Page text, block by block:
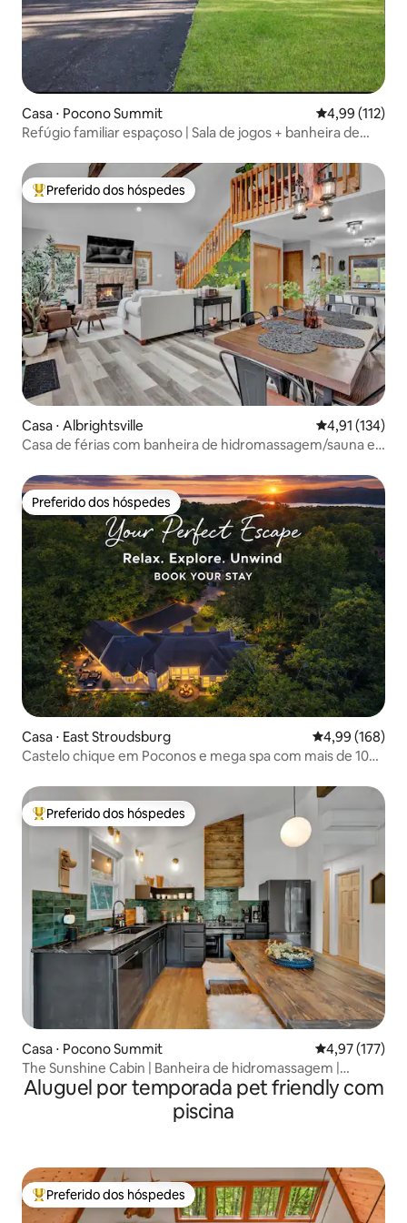
Casa ⋅ Pocono Summit 4,99 de uma
4,99 (112)
Refúgio familiar espaçoso | Sala de jogos + banheira de
Entre os melhores preferidos dos hóspedes
Preferido dos hóspedes
Casa ⋅ Albrightsville 4,91 de uma
4,91 (134)
Casa de férias com banheira de hidromassagem/sauna e
Preferido dos hóspedes
Preferido dos hóspedes
Casa ⋅ East Stroudsburg 4,99 de uma
4,99 (168)
Castelo chique em Poconos e mega spa com mais de 10
Entre os melhores preferidos dos hóspedes
Preferido dos hóspedes
Casa ⋅ Pocono Summit 4,97 de uma
4,97 (177)
The Sunshine Cabin | Banheira de hidromassagem |
Fogueira
Aluguel por temporada pet friendly com
piscina
Entre os melhores preferidos dos hóspedes
Preferido dos hóspedes